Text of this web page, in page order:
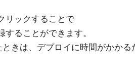
リックすることで
することができます。
きは、デプロイに時間がかか